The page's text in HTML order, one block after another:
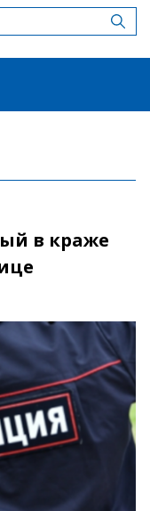
в краже